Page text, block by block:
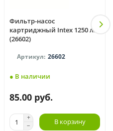
Фильтр-насос
картриджный Intex 1250 л/ч
(26602)
26602
● В наличии
85.00 руб.
В корзину